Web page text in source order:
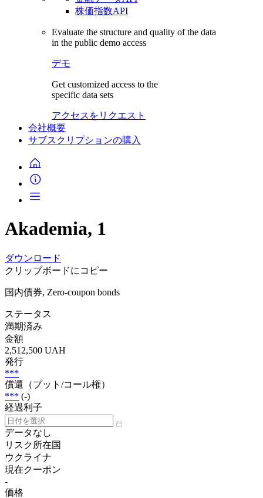
株価指数API
Evaluate the structure and quality of the data
in the public demo access
デモ
Get customized access to the
specific data sets
アクセスをリクエスト
会社概要
サブスクリプションの購入
Akademia, 1
ダウンロード
クリップボードにコピー
国内債券, Zero-coupon bonds
ステータス
満期済み
金額
2,512,500 UAH
発行
***
償還（プット/コール権）
*** (-)
経過利子
データなし
リスク所在国
ウクライナ
現在クーポン
-
価格